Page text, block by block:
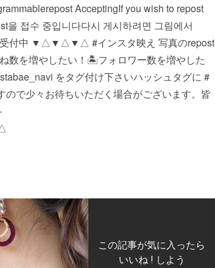
Accepting If you wish to repost
을 접수 중입니다 다시 게시하려면 그림에서
付中 ▼△▼△▼△ #インスタ映え 写真のrepost
を増やしたい！ 🏝フォロワー数を増やした
をタグ付け下さい️ ハッシュタグに #
で少々お待ちいただく場合がございます。 皆
この記事が気に入ったら
いいね ! しよう